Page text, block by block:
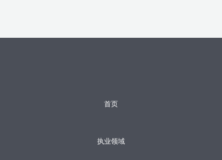
首页
执业领域